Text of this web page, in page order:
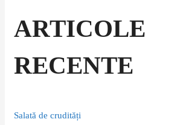
h
f
o
:
ARTICOLE
RECENTE
Salată de crudități